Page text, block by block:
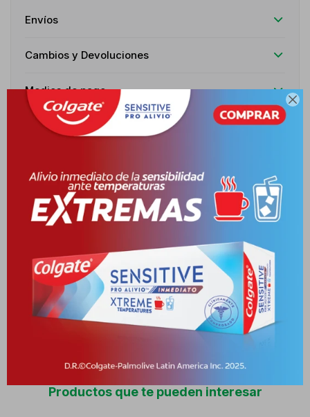

Envíos
Cambios y Devoluciones
Medios de pago
Características
INDICACIONES CUADROS GRIPALES CON DOLORES MUSCULARES
Y ARTICULARES. FIEBRE, CEFALEA. CONGESTIÓN NASAL, SINUSAL
Y/O RINOFARÍNGEA,
Productos que te pueden interesar